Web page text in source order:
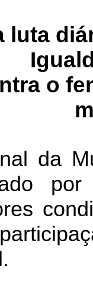
luta
o
da